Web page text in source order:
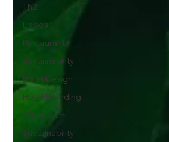
Th2
Lisboa
Restaurante
Sustainability
Hotel Design
Hotel Branding
Minimalism
Sustainability